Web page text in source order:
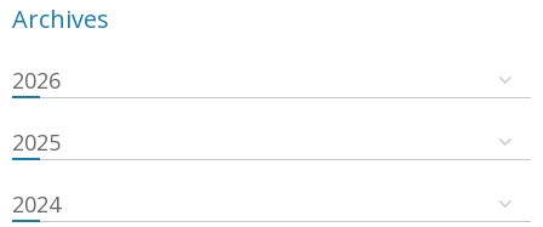
Archives
2026
2025
2024